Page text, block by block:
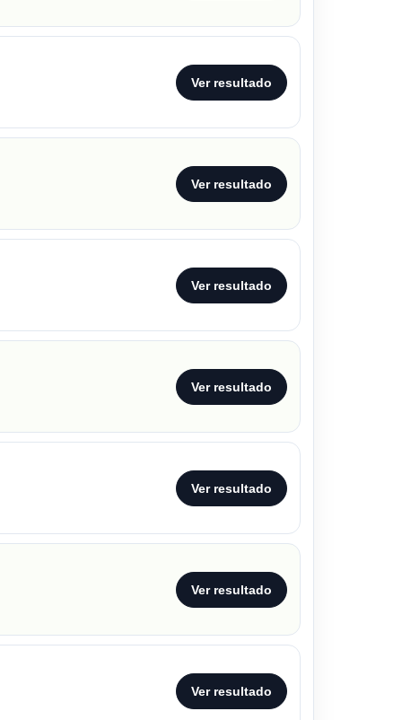
Ver resultado
Ver resultado
Ver resultado
Ver resultado
Ver resultado
Ver resultado
Ver resultado